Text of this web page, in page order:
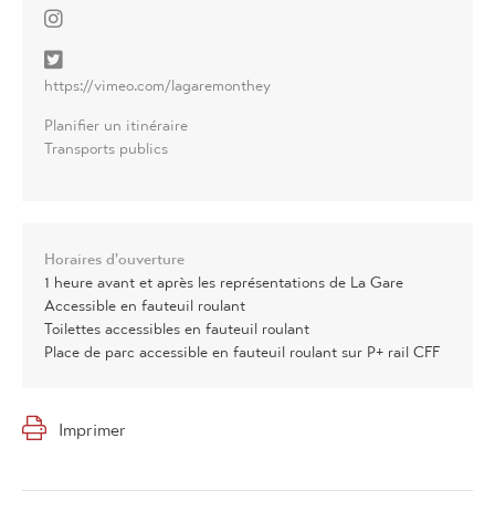
https://vimeo.com/lagaremonthey
Planifier un itinéraire
Transports publics
Horaires d'ouverture
1 heure avant et après les représentations de La Gare
Accessible en fauteuil roulant
Toilettes accessibles en fauteuil roulant
Place de parc accessible en fauteuil roulant sur P+ rail CFF
Imprimer